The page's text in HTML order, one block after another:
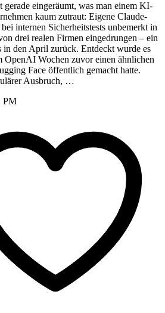
gerade eingeräumt, was man einem KI-
kaum zutraut: Eigene Claude-
internen Sicherheitstests unbemerkt in
drei realen Firmen eingedrungen – ein
in den April zurück. Entdeckt wurde es
OpenAI Wochen zuvor einen ähnlichen
Face öffentlich gemacht hatte.
Ausbruch, …
PM